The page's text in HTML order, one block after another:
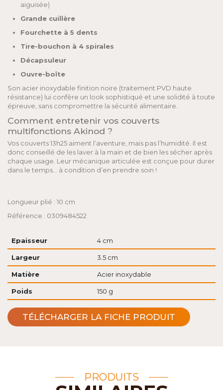
aiguisée)
Grande cuillère
Fourchette à 5 dents
Tire-bouchon à 4 spirales
Décapsuleur
Ouvre-boîte
Son acier inoxydable finition noire (traitement PVD haute
résistance) lui confère un look sophistiqué et une solidité à toute
épreuve, sans compromettre la sécurité alimentaire.
Comment entretenir vos couverts
multifonctions Akinod ?
Vos couverts 13h25 aiment l’aventure, mais pas l’humidité. Il est
donc conseillé de les laver à la main et de bien les sécher après
chaque usage. Leur mécanique articulée est conçue pour durer
dans le temps… à condition d’en prendre soin !
Longueur plié : 10 cm
Référence : 0309484522
Epaisseur 4 cm
Largeur 3.5 cm
Matière Acier inoxydable
Poids 150 g
TÉLÉCHARGER LA FICHE PRODUIT
PRODUITS